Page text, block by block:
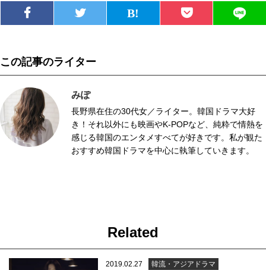
この記事のライター
みぽ
長野県在住の30代女／ライター。韓国ドラマ大好
き！それ以外にも映画やK-POPなど、純粋で情熱を
感じる韓国のエンタメすべてが好きです。私が観た
おすすめ韓国ドラマを中心に執筆していきます。
Related
2019.02.27 韓流・アジアドラマ